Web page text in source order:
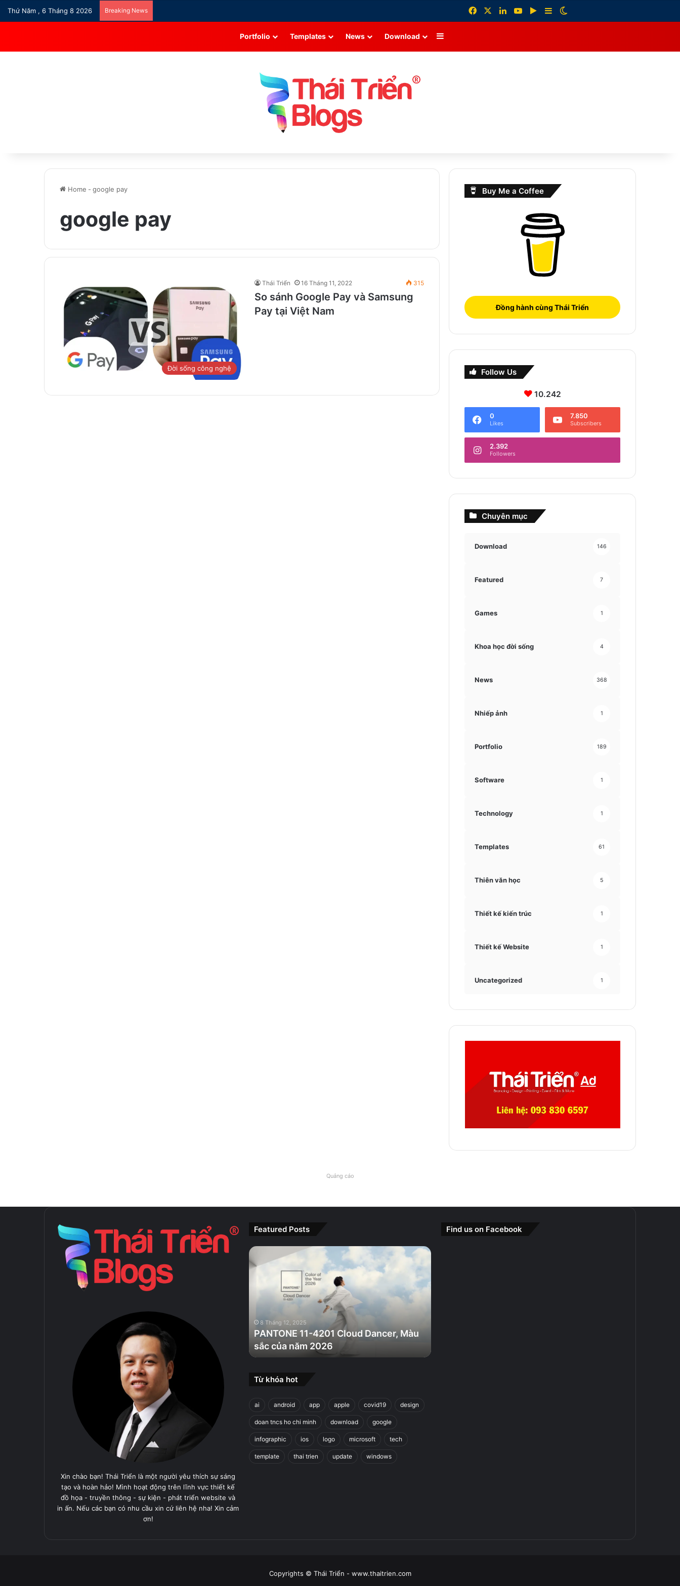
Thứ Năm , 6 Tháng 8 2026 Breaking News FacebookLinkedInYouTubeGoogle Play
Sidebar
Portfolio Templates News Download Sidebar
Home - google pay
google pay
Đời sống công nghệ
Thái Triển 16 Tháng 11, 2022 315
So sánh Google Pay và Samsung
Pay tại Việt Nam
Buy Me a Coffee
Đồng hành cùng Thái Triển
Follow Us
10.242
0
Likes
7.850
Subscribers
2.392
Followers
Chuyên mục
Download 146
Featured 7
Games 1
Khoa học đời sống 4
News 368
Nhiếp ảnh 1
Portfolio 189
Software 1
Technology 1
Templates 61
Thiên văn học 5
Thiết kế kiến trúc 1
Thiết kế Website 1
Uncategorized 1
Quảng cáo
Xin chào bạn! Thái Triển là một người yêu thích sự sáng
tạo và hoàn hảo! Mình hoạt động trên lĩnh vực thiết kế
đồ họa - truyền thông - sự kiện - phát triển website và
in ấn. Nếu các bạn có nhu cầu xin cứ liên hệ nha! Xin cảm
ơn!
Featured Posts
PANTONE
11-
Màu
của
năm
2026
8 Tháng 12, 2025
PANTONE 11-4201 Cloud Dancer, Màu
sắc của năm 2026
Từ khóa hot
ai android app apple covid19 design
doan tncs ho chi minh download google
infographic ios logo microsoft tech
template thai trien update windows
Find us on Facebook
Copyrights © Thái Triển - www.thaitrien.com